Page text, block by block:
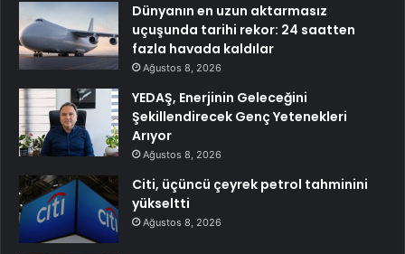
Dünyanın en uzun aktarmasız
uçuşunda tarihi rekor: 24 saatten
fazla havada kaldılar
Ağustos 8, 2026
YEDAŞ, Enerjinin Geleceğini
Şekillendirecek Genç Yetenekleri
Arıyor
Ağustos 8, 2026
Citi, üçüncü çeyrek petrol tahminini
yükseltti
Ağustos 8, 2026